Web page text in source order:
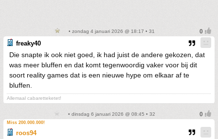
• zondag 4 januari 2026 @ 18:17 • 31
freaky40
Die snapte ik ook niet goed, ik had juist de andere gekozen, dat
was meer bluffen en dat komt tegenwoordig vaker voor bij dit
soort reality games dat is een nieuwe hype om elkaar af te
bluffen.
Allemaal cabaretteketet!
• dinsdag 6 januari 2026 @ 08:45 • 32
Miss 200.000.000!
roos94